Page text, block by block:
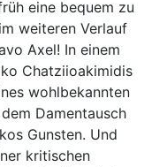
eine bequem zu
weiteren Verlauf
Axel! In einem
Chatziioakimidis
wohlbekannten
Damentausch
Gunsten. Und
kritischen